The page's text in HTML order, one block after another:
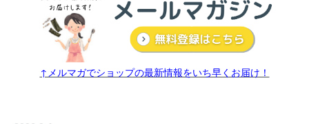
↑メルマガでショップの最新情報をいち早くお届け！